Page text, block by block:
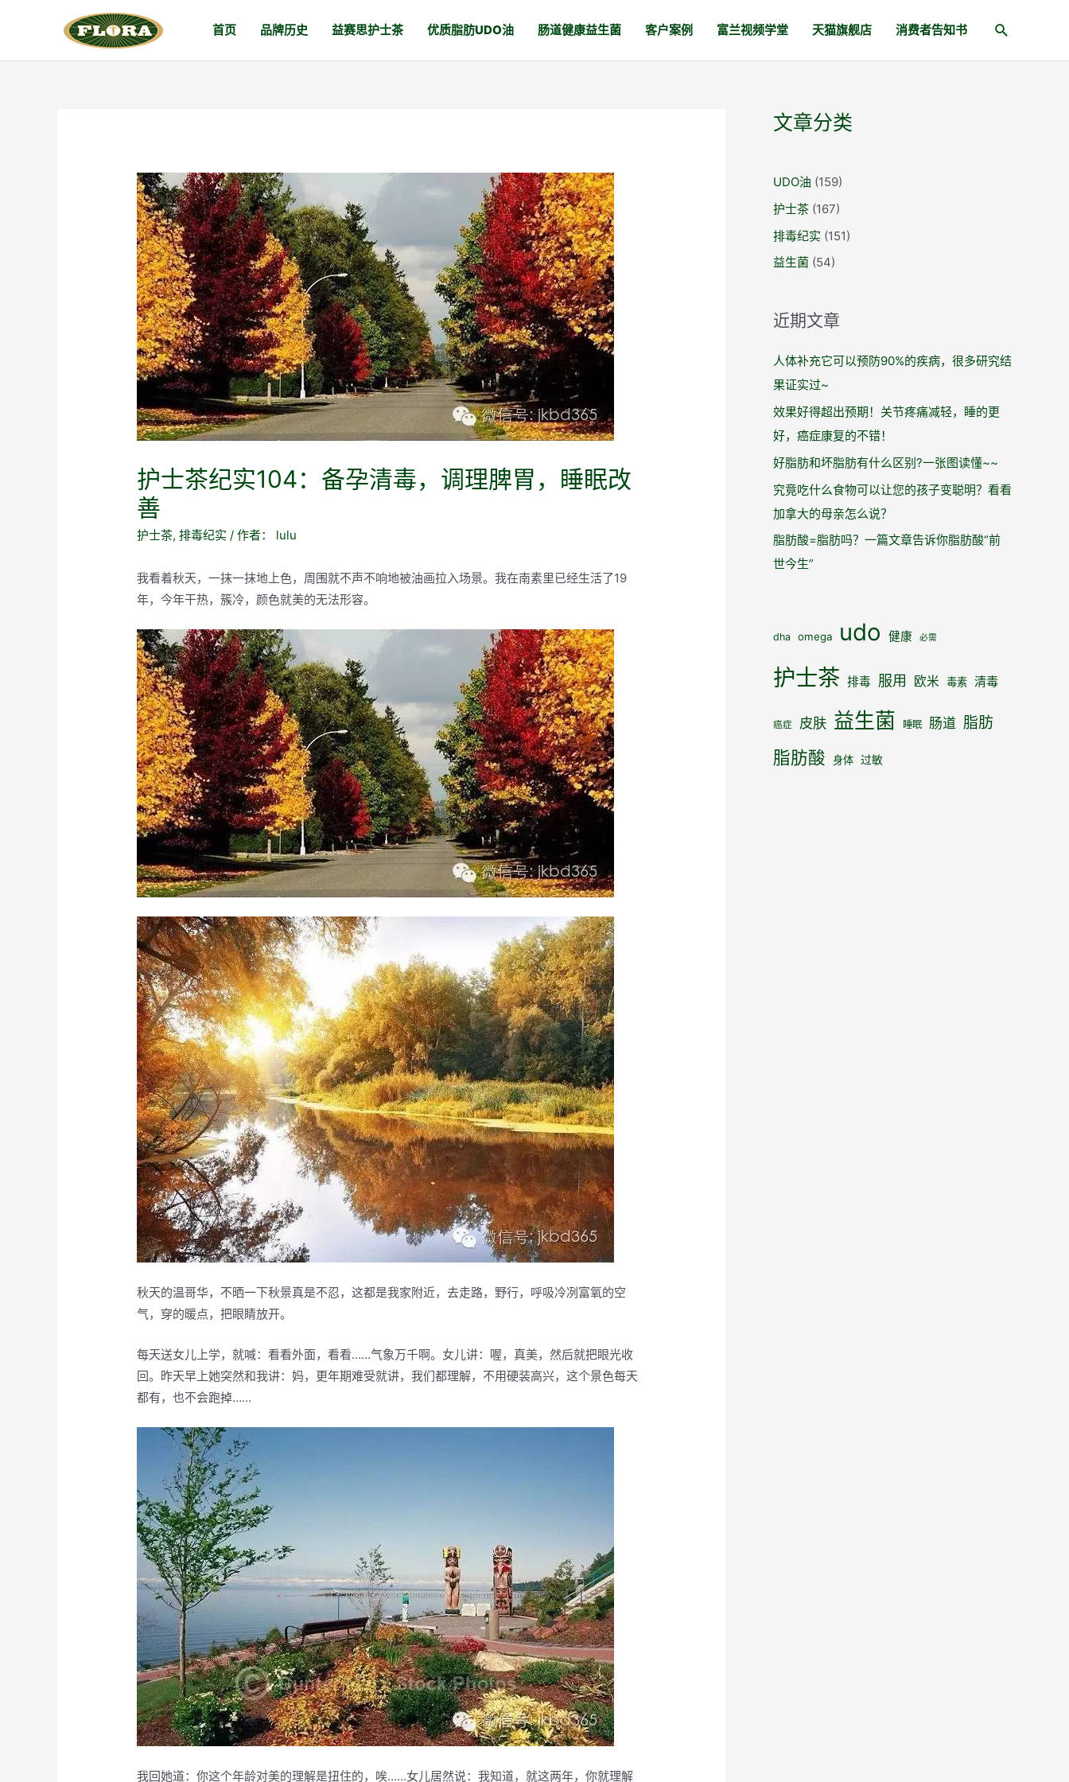
首页 品牌历史 益赛思护士茶 优质脂肪UDO油 肠道健康益生菌 客户案例 富兰视频学堂 天猫旗舰店 消费者告知书
护士茶纪实104：备孕清毒，调理脾胃，睡眠改
善
护士茶,排毒纪实 / 作者： lulu
我看着秋天，一抹一抹地上色，周围就不声不响地被油画拉入场景。我在南素里已经生活了19
年，今年干热，簇冷，颜色就美的无法形容。
秋天的温哥华，不晒一下秋景真是不忍，这都是我家附近，去走路，野行，呼吸冷冽富氧的空
气，穿的暖点，把眼睛放开。
每天送女儿上学，就喊：看看外面，看看……气象万千啊。女儿讲：喔，真美，然后就把眼光收
回。昨天早上她突然和我讲：妈，更年期难受就讲，我们都理解，不用硬装高兴，这个景色每天
都有，也不会跑掉……
我回她道：你这个年龄对美的理解是扭住的，唉……女儿居然说：我知道，就这两年，你就理解
文章分类
UDO油 (159)
护士茶 (167)
排毒纪实 (151)
益生菌 (54)
近期文章
人体补充它可以预防90%的疾病，很多研究结
果证实过~
效果好得超出预期！关节疼痛减轻，睡的更
好，癌症康复的不错！
好脂肪和坏脂肪有什么区别?一张图读懂~~
究竟吃什么食物可以让您的孩子变聪明？看看
加拿大的母亲怎么说？
脂肪酸=脂肪吗？一篇文章告诉你脂肪酸“前
世今生”
dha omega udo 健康 必需
护士茶 排毒 服用 欧米 毒素 清毒
癌症 皮肤 益生菌 睡眠 肠道 脂肪
脂肪酸 身体 过敏